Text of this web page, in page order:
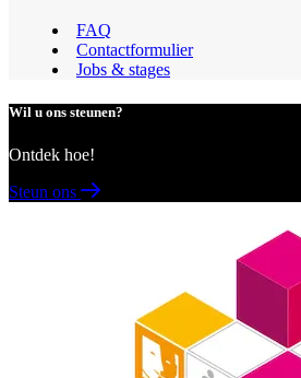
FAQ
Contactformulier
Jobs & stages
Wil u ons steunen?
Ontdek hoe!
Steun ons